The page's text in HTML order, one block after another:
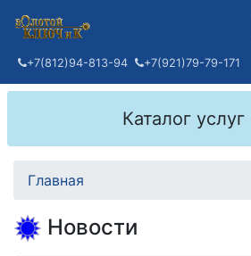
+7(812)94-813-94 +7(921)79-79-171
Каталог услуг
Главная
Новости